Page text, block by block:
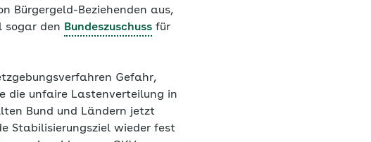
Bürgergeld-Beziehenden aus,
sogar den Bundeszuschuss für
Gefahr,
die unfaire Lastenverteilung in
Bund und Ländern jetzt
Stabilisierungsziel wieder fest